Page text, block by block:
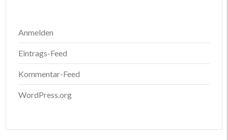
Anmelden
Eintrags-Feed
Kommentar-Feed
WordPress.org